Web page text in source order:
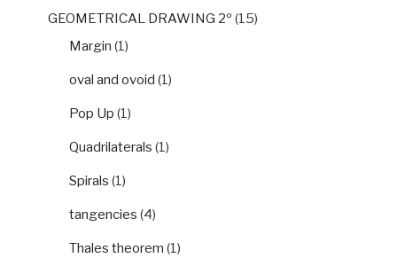
GEOMETRICAL DRAWING 2º (15)
Margin (1)
oval and ovoid (1)
Pop Up (1)
Quadrilaterals (1)
Spirals (1)
tangencies (4)
Thales theorem (1)